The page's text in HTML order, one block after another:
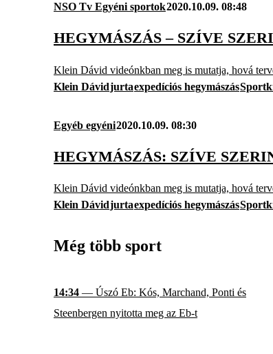
NSO Tv Egyéni sportok2020.10.09. 08:48
HEGYMÁSZÁS – SZÍVE
Klein Dávid videónkban meg is mutatja, hová
Klein Dávidjurtaexpedíciós hegymászás
Egyéb egyéni2020.10.09. 08:30
HEGYMÁSZÁS: SZÍVE
Klein Dávid videónkban meg is mutatja, hová
Klein Dávidjurtaexpedíciós hegymászás
Még több sport
14:34 — Úszó Eb: Kós, Marchand, Ponti és
Steenbergen nyitotta meg az Eb-t